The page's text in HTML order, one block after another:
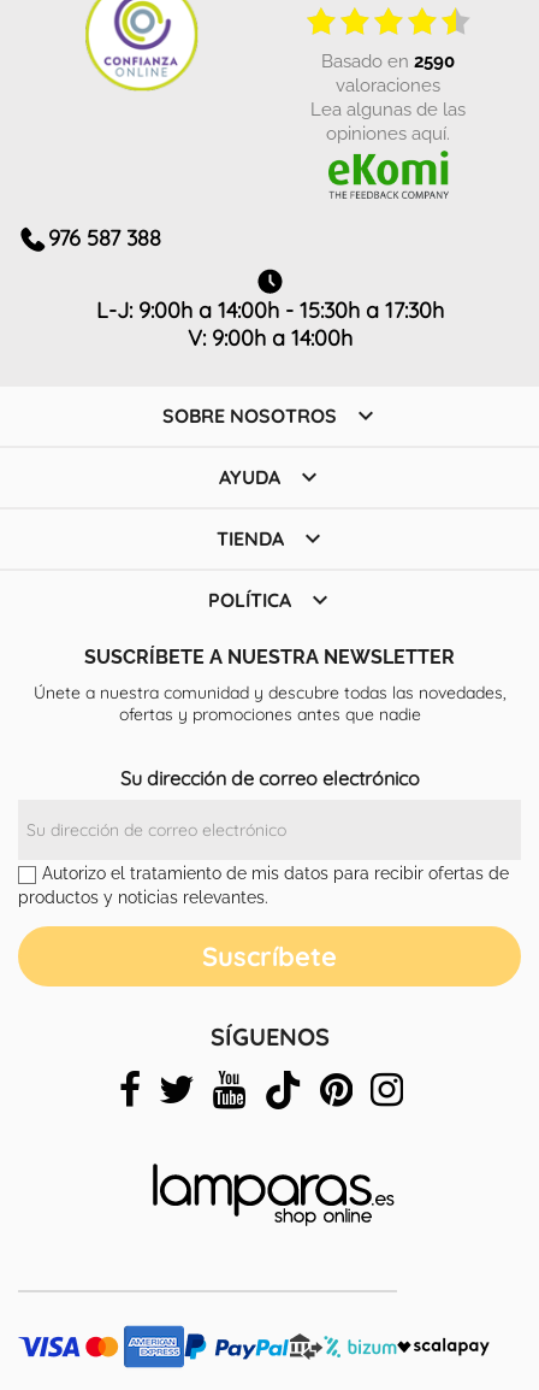
basado en 2590
valoraciones
Lea algunas de las
opiniones aquí.
976 587 388
L-J: 9:00h a 14:00h - 15:30h a 17:30h
V: 9:00h a 14:00h
SOBRE NOSOTROS 
AYUDA 
TIENDA 
POLÍTICA 
SUSCRÍBETE A NUESTRA NEWSLETTER
Únete a nuestra comunidad y descubre todas las novedades,
ofertas y promociones antes que nadie
Su dirección de correo electrónico
Autorizo el tratamiento de mis datos para recibir ofertas de
productos y noticias relevantes.
SÍGUENOS